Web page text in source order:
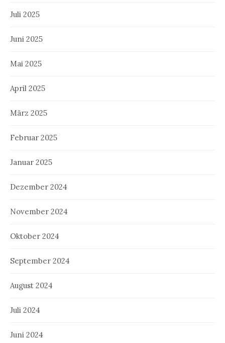
Juli 2025
Juni 2025
Mai 2025
April 2025
März 2025
Februar 2025
Januar 2025
Dezember 2024
November 2024
Oktober 2024
September 2024
August 2024
Juli 2024
Juni 2024